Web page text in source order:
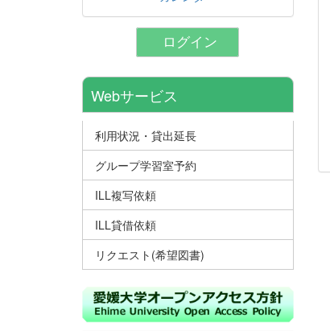
ログイン
Webサービス
利用状況・貸出延長
グループ学習室予約
ILL複写依頼
ILL貸借依頼
リクエスト(希望図書)